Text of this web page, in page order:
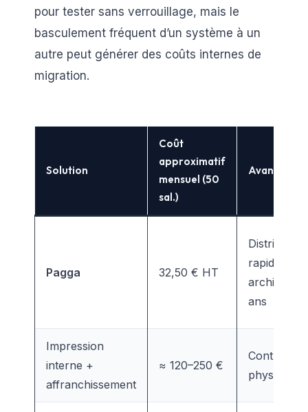
pour tester sans verrouillage, mais le
basculement fréquent d’un système à un
autre peut générer des coûts internes de
migration.
Solution
Coût
approximatif
mensuel (50
sal.)
Avantage
Pagga 32,50 € HT
Distribution
rapide,
archivage
ans
Impression
interne +
affranchissement
≈ 120–250 €
Contrôle
physique